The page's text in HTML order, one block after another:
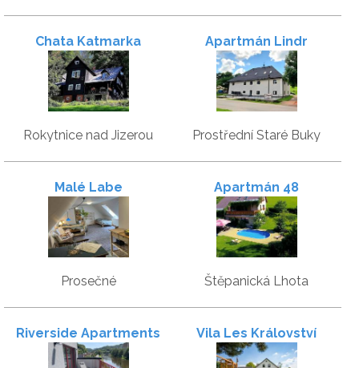
Chata Katmarka
Rokytnice nad Jizerou
Apartmán Lindr
Prostřední Staré Buky
Malé Labe
Prosečné
Apartmán 48
Štěpanická Lhota
Riverside Apartments Vila Les Království